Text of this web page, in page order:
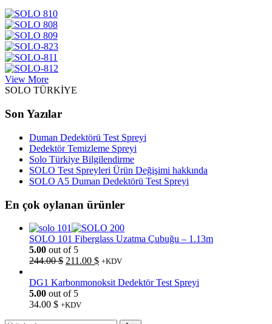
View More
SOLO TÜRKİYE
Son Yazılar
Duman Dedektörü Test Spreyi
Dedektör Temizleme Spreyi
Solo Türkiye Bilgilendirme
SOLO Test Spreyleri Ürün Değişimi hakkında
SOLO A5 Duman Dedektörü Test Spreyi
En çok oylanan ürünler
SOLO 101 Fiberglass Uzatma Çubuğu – 1.13m
5.00 out of 5
244.00$ Orijinal
244.00 $.
211.00 $Şu
fiyat:
+KDV
DG1 Karbonmonoksit Dedektör Test Spreyi
5.00 out of 5
34.00 $ +KDV